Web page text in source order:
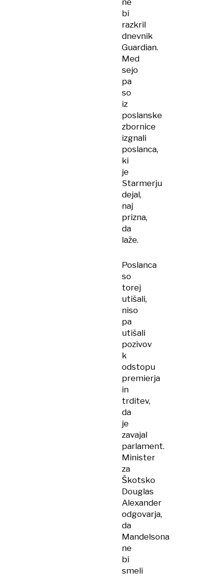
ne
bi
razkril
dnevnik
Guardian.
Med
sejo
pa
so
iz
poslanske
zbornice
izgnali
poslanca,
ki
je
Starmerju
dejal,
naj
prizna,
da
laže.
Poslanca
so
torej
utišali,
niso
pa
utišali
pozivov
k
odstopu
premierja
in
trditev,
da
je
zavajal
parlament.
Minister
za
Škotsko
Douglas
Alexander
odgovarja,
da
Mandelsona
ne
bi
smeli